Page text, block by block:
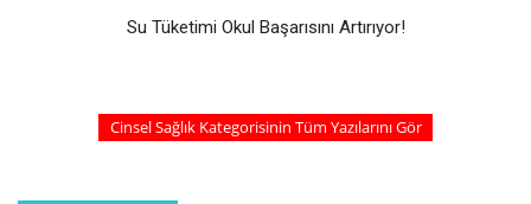
Su Tüketimi Okul Başarısını Artırıyor!
Cinsel Sağlık Kategorisinin Tüm Yazılarını Gör